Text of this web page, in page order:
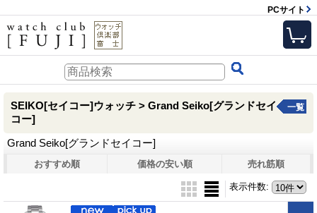
PCサイト
SEIKO[セイコー]ウォッチ > Grand Seiko[グランドセイ
コー]
Grand Seiko[グランドセイコー]
一覧
おすすめ順 価格の安い順 売れ筋順
表示件数: